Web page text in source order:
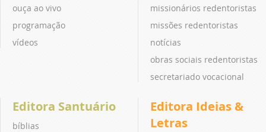
ouça ao vivo
programação
vídeos
missionários redentoristas
missões redentoristas
notícias
obras sociais redentoristas
secretariado vocacional
Editora Santuário
bíblias
Editora Ideias &
Letras